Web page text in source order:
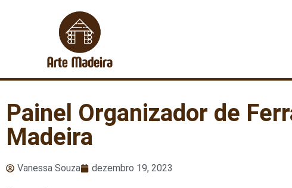
Painel Organizador de
Madeira
Vanessa Souza dezembro 19, 2023